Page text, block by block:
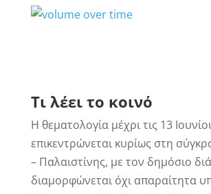
Τι λέει το κοινό
Η θεματολογία μέχρι τις 13
επικεντρώνεται κυρίως στη
– Παλαιστίνης, με τον δημόσιο
διαμορφώνεται όχι απαραίτητα